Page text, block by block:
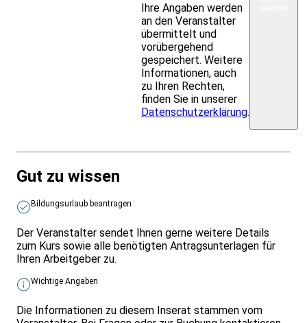
Ihre Angaben werden
an den Veranstalter
übermittelt und
vorübergehend
gespeichert. Weitere
Informationen, auch
zu Ihren Rechten,
finden Sie in unserer
Datenschutzerklärung.
Gut zu wissen
Bildungsurlaub beantragen
Der Veranstalter sendet Ihnen gerne weitere Details
zum Kurs sowie alle benötigten Antragsunterlagen für
Ihren Arbeitgeber zu.
Wichtige Angaben
Die Informationen zu diesem Inserat stammen vom